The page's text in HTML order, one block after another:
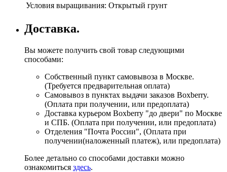
Условия выращивания: Открытый грунт
Доставка.
Вы можете получить свой товар следующими
способами:
Собственный пункт самовывоза в Москве.
(Требуется предварительная оплата)
Самовывоз в пунктах выдачи заказов Boxberry.
(Оплата при получении, или предоплата)
Доставка курьером Boxberry "до двери" по Москве
и СПБ. (Оплата при получении, или предоплата)
Отделения "Почта России", (Оплата при
получении(наложенный платеж), или предоплата)
Более детально со способами доставки можно
ознакомиться здесь.